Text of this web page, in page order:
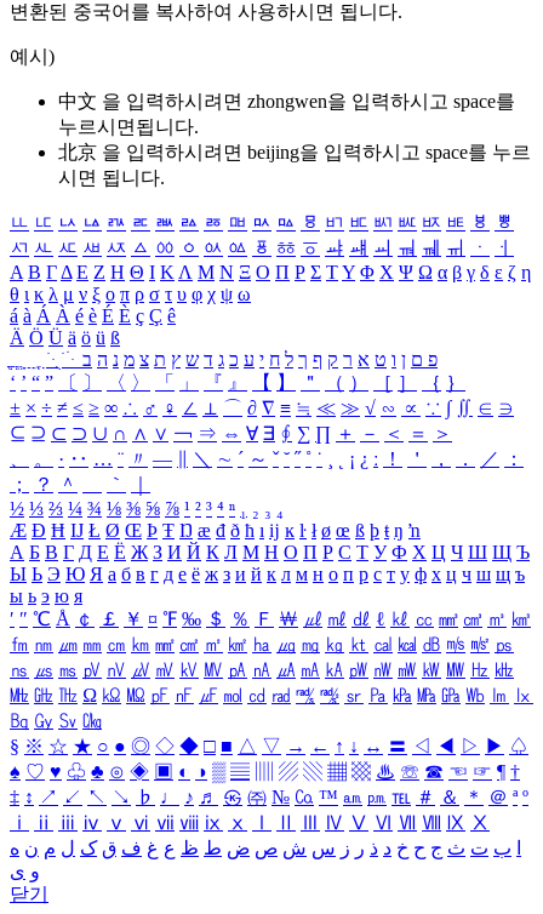
변환된 중국어를 복사하여 사용하시면 됩니다.
예시)
中文 을 입력하시려면 zhongwen을 입력하시고 space를
누르시면됩니다.
北京 을 입력하시려면 beijing을 입력하시고 space를 누르
시면 됩니다.
ㅥ ㅦ ㅧ ㅨ ㅩ ㅪ ㅫ ㅬ ㅭ ㅮ ㅯ ㅰ ㅱ ㅲ ㅳ ㅴ ㅵ ㅶ ㅷ ㅸ
ㅹ
ㅺ ㅻ ㅼ ㅽ ㅾ ㅿ ㆀ ㆁ ㆂ ㆃ ㆄ ㆅ ㆆ ㆇ ㆈ ㆉ ㆊ ㆋ ㆌ ㆍ
ㆎ
Α Β ΓΔ Ε Ζ Η Θ Ι ΚΛ Μ Ν Ξ Ο Π Ρ Σ ΤΥ Φ Χ Ψ Ω α β γ δ ε ζ η
θ ι κ λ μ ν ξ ο π ρ σ τ υ φ χ ψ ω
á à Á À é è É È ç Ç ê
Ä Ö Ü ä ö ü ß
ִֶֹ ֻּ ׁׂ פ ם ן ו ט א ר ק ף ך ל ח י ע כ ג ד ש ץ ת צ מ נ ה ב
‘ ’ “ ” 〔 〕 〈 〉 「 」 『 』 【 】 ＂ （ ） ［ ］ ｛ ｝
± × ÷ ≠ ≤ ≥ ∞ ∴ ♂ ♀ ∠ ⊥ ⌒ ∂ ∇ ≡ ≒ ≪ ≫ √ ∽ ∝ ∵ ∫ ∬ ∈ ∋
⊆ ⊇ ⊂ ⊃ ∪ ∩ ∧ ∨ ￢ ⇒ ⇔ ∀ ∃ ∮ ∑ ∏ ＋ － ＜ ＝
＞
、
。 · ‥ … ¨ 〃 ― ＼ ∼ ´ ～ ˇ ˘ ˝ ˚ ˙ ¸ ¡ ¿ ː ！ ＇ ， ． ／
：
；
？ ＾ ｀
½ ⅓ ⅔ ¼ ¾ ⅛ ⅜ ⅝ ⅞ ¹ ² ³ ⁴ ⁿ ₁ ₂ ₃ ₄
Æ Ð Ħ Ĳ Ł Ø Œ Þ Ŧ Ŋ æ đ ð ħ ı ĳ ĸ ŀ ł ø œ ß þ ŧ ŋ ŉ
А Б В Г Д Е Ё Ж З И Й К Л М Н О П Р С Т У Ф Х Ц Ч Ш Щ Ъ
Ы Ь Э Ю Я а б в г д е ё ж з и й к л м н о п р с т у ф х ц ч ш щ ъ
ы ь э ю я
′ ″ ℃ Å ￠ ￡ ￥ ¤ ℉ ‰ ＄ ％ Ｆ ￦ ㎕ ㎖ ㎗ ℓ ㎘ ㏄ ㎣ ㎤ ㎥ ㎦
㎙ ㎚ ㎛ ㎜ ㎝ ㎞ ㎟ ㎠ ㎡ ㎢ ㏊ ㎍ ㎎ ㎏ ㏏ ㎈ ㎉ ㏈ ㎧ ㎨ ㎰
㎱ ㎲ ㎳ ㎴ ㎵ ㎶ ㎷ ㎸ ㎹ ㎀ ㎁ ㎂ ㎃ ㎄ ㎺ ㎻ ㎽ ㎾ ㎿ ㎐ ㎑
㎒ ㎓ ㎔ Ω ㏀ ㏁ ㎊ ㎋ ㎌ ㏖ ㏅ ㎭ ㎮ ㎯ ㏛ ㎩ ㎪ ㎫ ㎬ ㏝ ㏐
㏓
㏃ ㏉ ㏜ ㏆
§ ※ ☆ ★ ○ ● ◎ ◇ ◆ □ ■ △ ▽ → ← ↑ ↓ ↔ 〓 ◁ ◀ ▷ ▶ ♤
♠ ♡ ♥ ♧ ♣ ⊙ ◈ ▣ ◐ ◑ ▒ ▤ ▨ ▧ ▦ ▩ ♨ ☏ ☎ ☜ ☞ ¶ †
‡ ↕ ↗ ↙ ↖ ↘ ♭ ♩ ♪ ♬ ㉿ ㈜ № ㏇ ™ ㏂ ㏘ ℡ ＃ ＆ ＊ ＠ ª º
ⅰ
ⅱ ⅲ ⅳ ⅴ ⅵ ⅶ ⅷ ⅸ ⅹ Ⅳ Ⅴ Ⅵ Ⅶ Ⅷ Ⅸ Ⅹ
ب ت ث ج ح خ د ذ ر ز س ش ص ض ط ظ ع غ ف ق ک ل م ن ه
و ی
닫기